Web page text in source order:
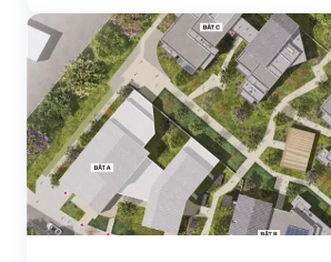
Il dispose également de deux chambres avec
salle d'eau et de WC séparés.
Une place de stationnement en sous-sol
secteur.
À visiter sans tarder !